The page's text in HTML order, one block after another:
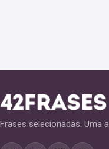
Frases selecionadas. Uma